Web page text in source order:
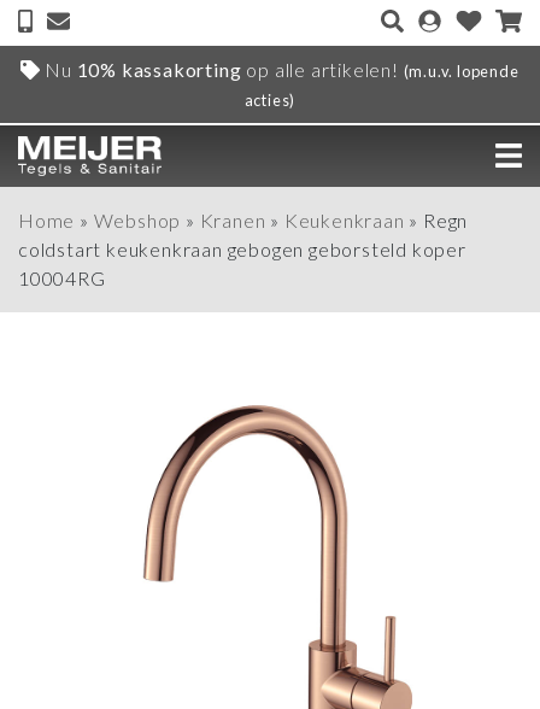
Nu 10% kassakorting op alle artikelen! (m.u.v. lopende
acties)
Home » Webshop » Kranen » Keukenkraan » Regn
coldstart keukenkraan gebogen geborsteld koper
10004RG